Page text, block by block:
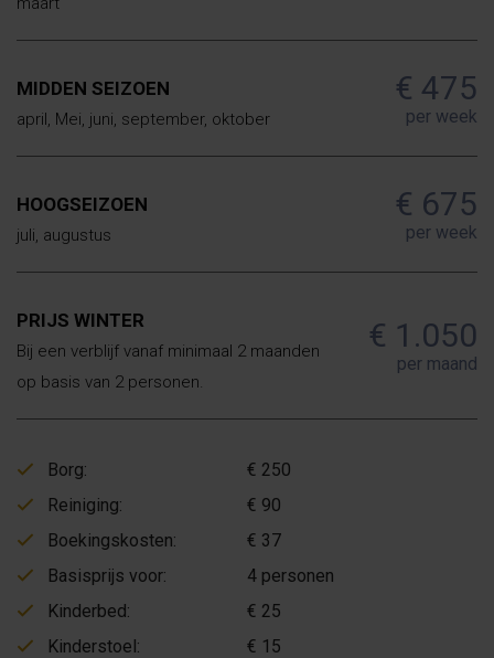
MIDDEN SEIZOEN
april, Mei, juni, september, oktober
€ 475
per week
HOOGSEIZOEN
juli, augustus
€ 675
per week
PRIJS WINTER
Bij een verblijf vanaf minimaal 2 maanden
op basis van 2 personen.
€ 1.050
per maand
Borg:
€ 250
Reiniging:
€ 90
Boekingskosten:
€ 37
Basisprijs voor:
4 personen
Kinderbed:
€ 25
Kinderstoel:
€ 15